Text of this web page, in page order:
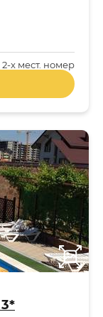
2-x мест. номер